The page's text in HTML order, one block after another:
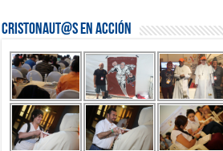
Cristonaut@s en Acción